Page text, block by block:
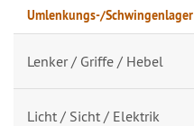
Umlenkungs-/Schwingenlager
Lenker / Griffe / Hebel
Licht / Sicht / Elektrik